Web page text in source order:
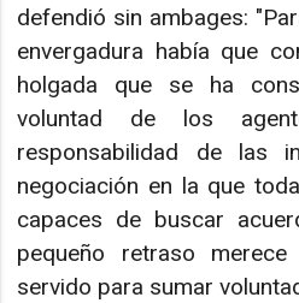
defendió sin ambages:
envergadura había que
holgada que se ha
voluntad de los
responsabilidad de las
negociación en la que
capaces de buscar
pequeño retraso
servido para sumar